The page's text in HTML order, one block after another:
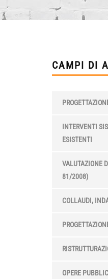
CAMPI DI
INTERVENTI
ESISTENTI
VALUTAZIONE
81/2008)
COLLAUDI,
OPERE